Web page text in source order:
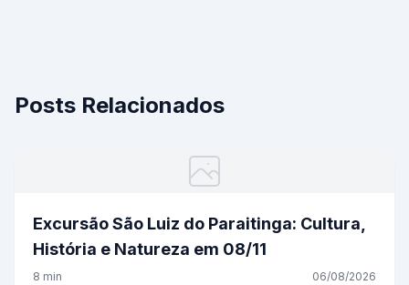
Posts Relacionados
Excursão São Luiz do Paraitinga: Cultura,
História e Natureza em 08/11
8 min 06/08/2026